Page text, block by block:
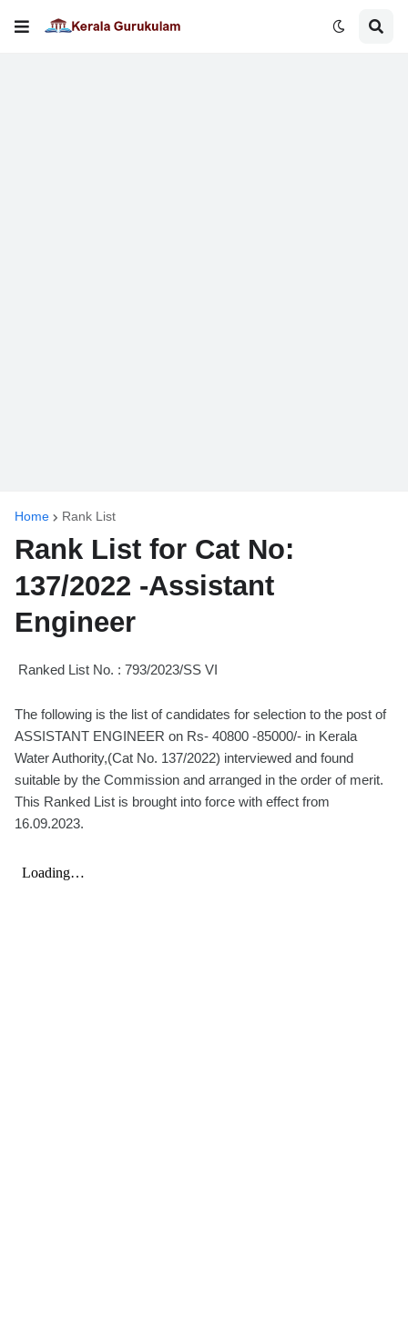
Home Rank List
Rank List for Cat No:
137/2022 -Assistant
Engineer
Ranked List No. : 793/2023/SS VI
The following is the list of candidates for selection to the post of
ASSISTANT ENGINEER on Rs- 40800 -85000/- in Kerala
Water Authority,(Cat No. 137/2022) interviewed and found
suitable by the Commission and arranged in the order of merit.
This Ranked List is brought into force with effect from
16.09.2023.